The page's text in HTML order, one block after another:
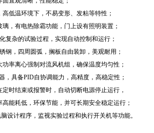
低温环境下，不易变形、发粘等特性；
，有电热除霜功能，门上设有照明装置；
复杂的试验过程，实现自动控制和运行；
钢，四周圆弧，搁板自由装卸，美观耐用；
率离心强制对流风机组，确保温度均匀性；
，具备PID自协调能力，高精度，高稳定性；
时结束或报警时，自动切断电源停止运行，
能耗低，环保节能，并可长期安全稳定运行；
设计程序，监视实验过程和执行开关机等功能。